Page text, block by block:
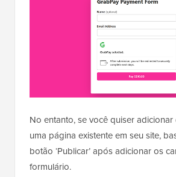
No entanto, se você quiser
uma página existente em seu site,
botão ‘Publicar’ após adicionar os
formulário.